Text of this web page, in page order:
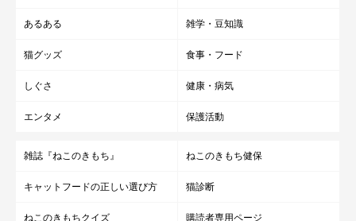
あるある 雑学・豆知識
猫グッズ 食事・フード
しぐさ 健康・病気
エンタメ 保護活動
雑誌『ねこのきもち』 ねこのきもち健保
キャットフードの正しい選び方 猫診断
ねこのきもちクイズ 購読者専用ページ